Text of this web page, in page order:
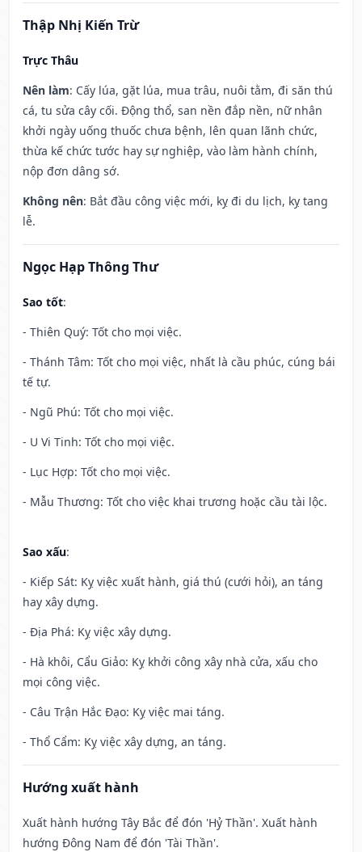
Thập Nhị Kiến Trừ
Trực Thâu
Nên làm: Cấy lúa, gặt lúa, mua trâu, nuôi tằm, đi săn thú
cá, tu sửa cây cối. Động thổ, san nền đắp nền, nữ nhân
khởi ngày uống thuốc chưa bệnh, lên quan lãnh chức,
thừa kế chức tước hay sự nghiệp, vào làm hành chính,
nộp đơn dâng sớ.
Không nên: Bắt đầu công việc mới, kỵ đi du lịch, kỵ tang
lễ.
Ngọc Hạp Thông Thư
Sao tốt:
- Thiên Quý: Tốt cho mọi việc.
- Thánh Tâm: Tốt cho mọi việc, nhất là cầu phúc, cúng bái
tế tự.
- Ngũ Phú: Tốt cho mọi việc.
- U Vi Tinh: Tốt cho mọi việc.
- Lục Hợp: Tốt cho mọi việc.
- Mẫu Thương: Tốt cho việc khai trương hoặc cầu tài lộc.
Sao xấu:
- Kiếp Sát: Kỵ việc xuất hành, giá thú (cưới hỏi), an táng
hay xây dựng.
- Địa Phá: Kỵ việc xây dựng.
- Hà khôi, Cẩu Giảo: Kỵ khởi công xây nhà cửa, xấu cho
mọi công việc.
- Câu Trận Hắc Đạo: Kỵ việc mai táng.
- Thổ Cẩm: Kỵ việc xây dựng, an táng.
Hướng xuất hành
Xuất hành hướng Tây Bắc để đón 'Hỷ Thần'. Xuất hành
hướng Đông Nam để đón 'Tài Thần'.